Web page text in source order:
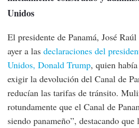
Unidos
El presidente de Panamá, José
ayer a las declaraciones del
Unidos, Donald Trump, quien
exigir la devolución del Canal de
reducían las tarifas de tránsito.
rotundamente que el Canal de
siendo panameño”, destacando que